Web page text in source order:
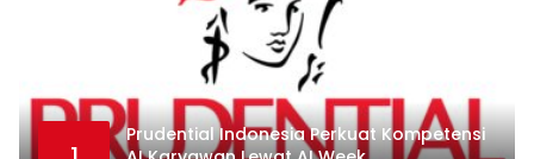
Prudential Indonesia Perkuat Kompetensi